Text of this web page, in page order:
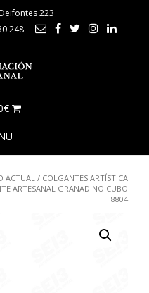
223
248
ACTUAL / COLGANTES ARTÍSTICA
ARTESANAL GRANADINO CUBO
8804